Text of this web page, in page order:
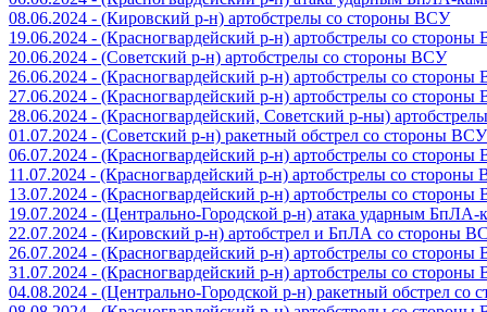
08.06.2024 - (Кировский р-н) артобстрелы со стороны ВСУ
19.06.2024 - (Красногвардейский р-н) артобстрелы со
20.06.2024 - (Советский р-н) артобстрелы со стороны ВСУ
26.06.2024 - (Красногвардейский р-н) артобстрелы со
27.06.2024 - (Красногвардейский р-н) артобстрелы со
28.06.2024 - (Красногвардейский, Советский р-ны)
01.07.2024 - (Советский р-н) ракетный обстрел со стороны ВСУ
06.07.2024 - (Красногвардейский р-н) артобстрелы со
11.07.2024 - (Красногвардейский р-н) артобстрелы со стороны
13.07.2024 - (Красногвардейский р-н) артобстрелы со
19.07.2024 - (Центрально-Городской р-н) атака ударным
22.07.2024 - (Кировский р-н) артобстрел и БпЛА со стороны
26.07.2024 - (Красногвардейский р-н) артобстрелы со
31.07.2024 - (Красногвардейский р-н) артобстрелы со
04.08.2024 - (Центрально-Городской р-н) ракетный обстрел со